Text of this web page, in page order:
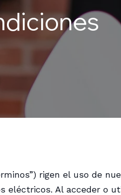
rigen el uso de
eléctricos. Al acceder o